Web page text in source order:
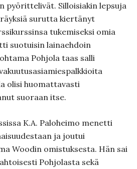
pyörittelivät. Silloisiakin lepsuja
surutta kiertänyt
tukemiseksi omia
suotuisin lainaehdoin
Pohjola taas salli
olisi huomattavasti
suoraan itse.
K.A. Paloheimo menetti
ja joutui
Woodin omistuksesta. Hän sai
Pohjolasta sekä